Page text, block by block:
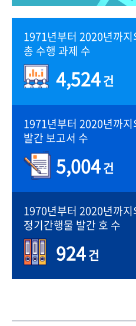
1971년부터 2020년까지
총 수행 과제 수
4,524건
1971년부터 2020년까지
발간 보고서 수
5,004건
1970년부터 2020년까지
정기간행물 발간 호 수
924건